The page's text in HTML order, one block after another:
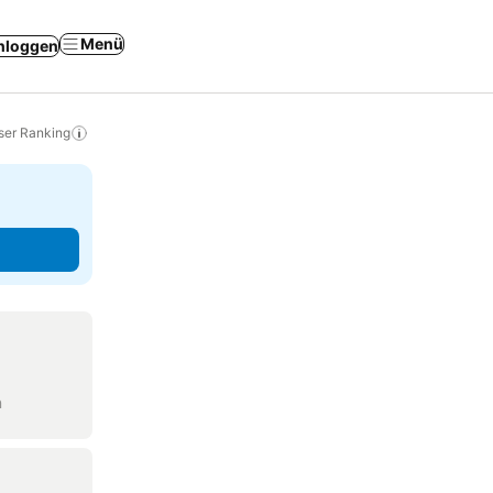
Menü
Ranking